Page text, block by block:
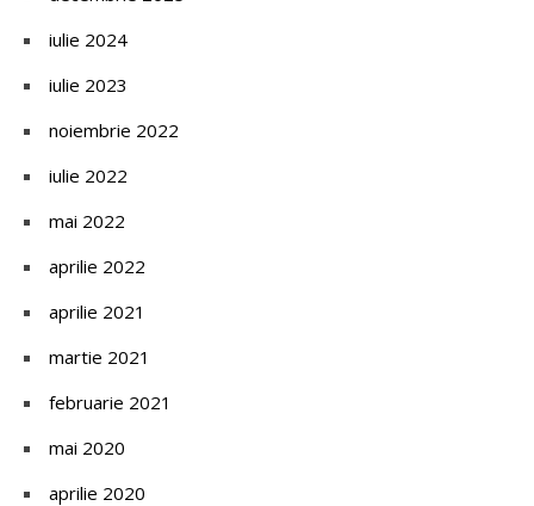
iulie 2024
iulie 2023
noiembrie 2022
iulie 2022
mai 2022
aprilie 2022
aprilie 2021
martie 2021
februarie 2021
mai 2020
aprilie 2020